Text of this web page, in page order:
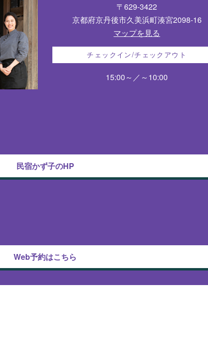
〒629-3422
京都府京丹後市久美浜町湊宮2098-16
マップを見る
チェックイン/チェックアウト
15:00～／～10:00
民宿かず子のHP
Web予約はこちら